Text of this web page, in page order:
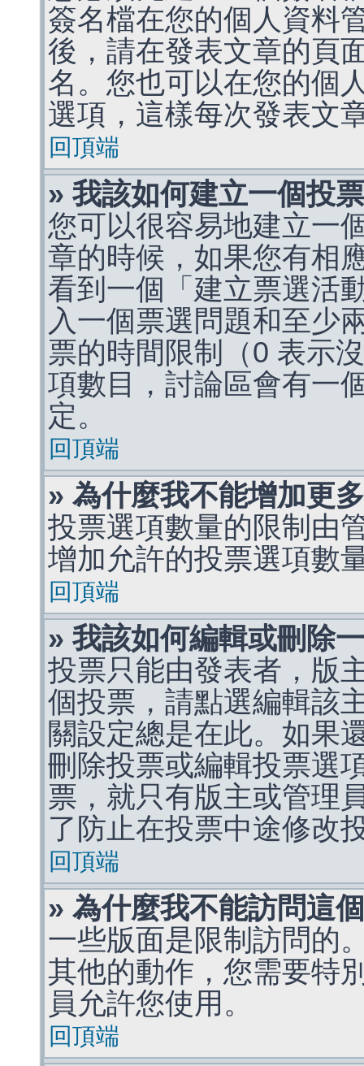
簽名檔在您的個人資料
後，請在發表文章的頁
名。您也可以在您的個
選項，這樣每次發表文
回頂端
» 我該如何建立一個投
您可以很容易地建立一
章的時候，如果您有相
看到一個「建立票選活
入一個票選問題和至少
票的時間限制（0 表示
項數目，討論區會有一
定。
回頂端
» 為什麼我不能增加更
投票選項數量的限制由
增加允許的投票選項數
回頂端
» 我該如何編輯或刪除
投票只能由發表者，版
個投票，請點選編輯該
關設定總是在此。如果
刪除投票或編輯投票選
票，就只有版主或管理
了防止在投票中途修改
回頂端
» 為什麼我不能訪問這
一些版面是限制訪問的
其他的動作，您需要特
員允許您使用。
回頂端